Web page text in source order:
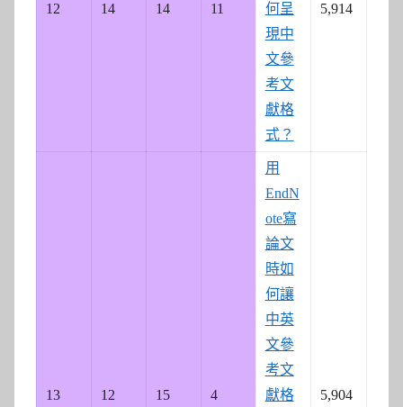
12 14 14 11
何呈
現中
文參
考文
獻格
式？
5,914
13 12 15 4
用
EndN
ote寫
論文
時如
何讓
中英
文參
考文
獻格
5,904